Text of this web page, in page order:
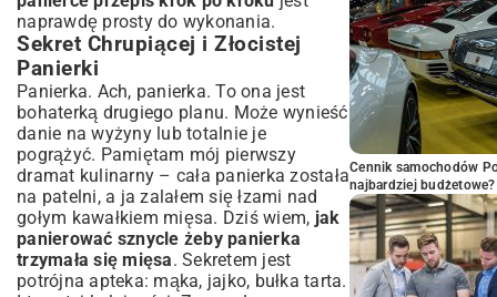
naprawdę prosty do wykonania.
Sekret Chrupiącej i Złocistej
Panierki
Panierka. Ach, panierka. To ona jest
bohaterką drugiego planu. Może wynieść
danie na wyżyny lub totalnie je
pogrążyć. Pamiętam mój pierwszy
dramat kulinarny – cała panierka została
na patelni, a ja zalałem się łzami nad
gołym kawałkiem mięsa. Dziś wiem, jak
panierować sznycle żeby panierka
trzymała się mięsa. Sekretem jest
potrójna apteka: mąka, jajko, bułka tarta.
Cennik samochodów
najbardziej budżetowe?